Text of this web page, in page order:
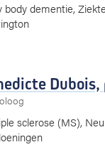
body dementie,
Dubois,
sclerose (MS),